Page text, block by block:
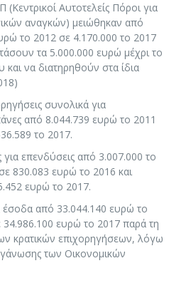
(Κεντρικοί Αυτοτελείς Πόροι για
αναγκών) μειώθηκαν από
το 2012 σε 4.170.000 το 2017
τα 5.000.000 ευρώ μέχρι το
και να διατηρηθούν στα ίδια
συνολικά για
από 8.044.739 ευρώ το 2011
το 2017.
για επενδύσεις από 3.007.000 το
830.083 ευρώ το 2016 και
ευρώ το 2017.
έσοδα από 33.044.140 ευρώ το
ευρώ το 2017 παρά τη
κρατικών επιχορηγήσεων, λόγω
των Οικονομικών